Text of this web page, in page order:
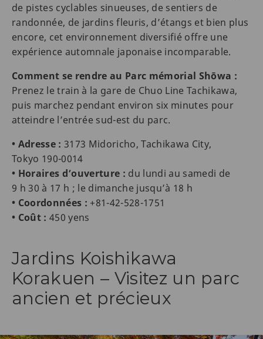
de pistes cyclables sinueuses, de sentiers de
randonnée, de jardins fleuris, d’étangs et bien plus
encore, cet environnement diversifié offre une
expérience automnale japonaise incomparable.
Comment se rendre au Parc mémorial Shōwa :
Prenez le train à la gare de Chuo Line Tachikawa,
puis marchez pendant environ six minutes pour
atteindre l’entrée sud-est du parc.
• Adresse : 3173 Midoricho, Tachikawa City,
Tokyo 190-0014
• Horaires d’ouverture : du lundi au samedi de
9 h 30 à 17 h ; le dimanche jusqu’à 18 h
• Coordonnées : +81-42-528-1751
• Coût : 450 yens
Jardins Koishikawa
Korakuen – Visitez un parc
ancien et précieux